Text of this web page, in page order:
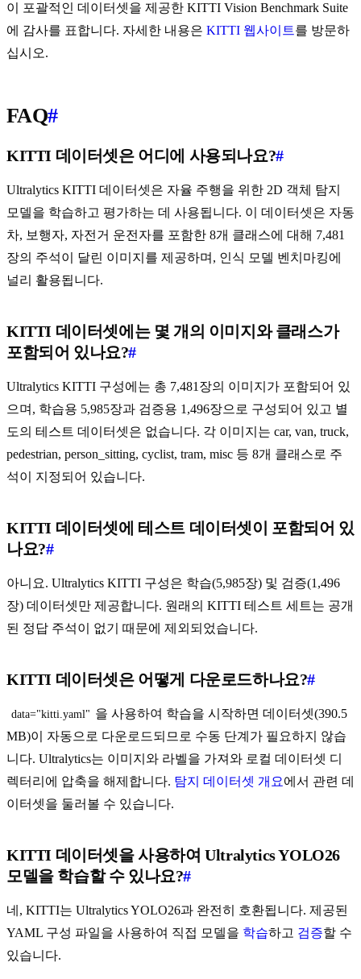
이 포괄적인 데이터셋을 제공한 KITTI Vision Benchmark Suite
에 감사를 표합니다. 자세한 내용은 KITTI 웹사이트를 방문하
십시오.
FAQ#
KITTI 데이터셋은 어디에 사용되나요?#
Ultralytics KITTI 데이터셋은 자율 주행을 위한 2D 객체 탐지
모델을 학습하고 평가하는 데 사용됩니다. 이 데이터셋은 자동
차, 보행자, 자전거 운전자를 포함한 8개 클래스에 대해 7,481
장의 주석이 달린 이미지를 제공하며, 인식 모델 벤치마킹에
널리 활용됩니다.
KITTI 데이터셋에는 몇 개의 이미지와 클래스가
포함되어 있나요?#
Ultralytics KITTI 구성에는 총 7,481장의 이미지가 포함되어 있
으며, 학습용 5,985장과 검증용 1,496장으로 구성되어 있고 별
도의 테스트 데이터셋은 없습니다. 각 이미지는 car, van, truck,
pedestrian, person_sitting, cyclist, tram, misc 등 8개 클래스로 주
석이 지정되어 있습니다.
KITTI 데이터셋에 테스트 데이터셋이 포함되어 있
나요?#
아니요. Ultralytics KITTI 구성은 학습(5,985장) 및 검증(1,496
장) 데이터셋만 제공합니다. 원래의 KITTI 테스트 세트는 공개
된 정답 주석이 없기 때문에 제외되었습니다.
KITTI 데이터셋은 어떻게 다운로드하나요?#
data="kitti.yaml" 을 사용하여 학습을 시작하면 데이터셋(390.5
MB)이 자동으로 다운로드되므로 수동 단계가 필요하지 않습
니다. Ultralytics는 이미지와 라벨을 가져와 로컬 데이터셋 디
렉터리에 압축을 해제합니다. 탐지 데이터셋 개요에서 관련 데
이터셋을 둘러볼 수 있습니다.
KITTI 데이터셋을 사용하여 Ultralytics YOLO26
모델을 학습할 수 있나요?#
네, KITTI는 Ultralytics YOLO26과 완전히 호환됩니다. 제공된
YAML 구성 파일을 사용하여 직접 모델을 학습하고 검증할 수
있습니다.